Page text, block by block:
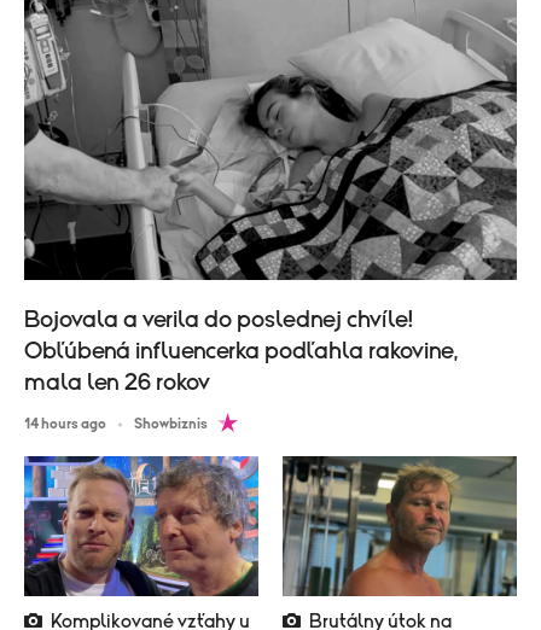
Bojovala a verila do poslednej chvíle!
Obľúbená influencerka podľahla rakovine,
mala len 26 rokov
14 hours ago Showbiznis